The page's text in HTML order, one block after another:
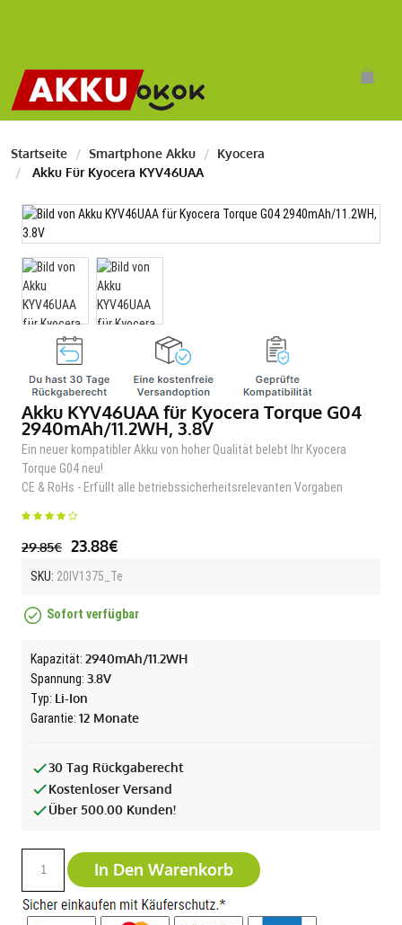
Startseite Smartphone Akku
Kyocera
Akku Für Kyocera KYV46UAA
Akku KYV46UAA für Kyocera Torque G04
2940mAh/11.2WH, 3.8V
Ein neuer kompatibler Akku von hoher Qualität belebt Ihr Kyocera
Torque G04 neu!
CE & RoHs - Erfüllt alle betriebssicherheitsrelevanten Vorgaben
29.85€ 23.88€
SKU: 20IV1375_Te
Sofort verfügbar
Kapazität: 2940mAh/11.2WH
Spannung: 3.8V
Typ: Li-Ion
Garantie: 12 Monate
30 Tag Rückgaberecht
Kostenloser Versand
Über 500.00 Kunden!
In Den Warenkorb